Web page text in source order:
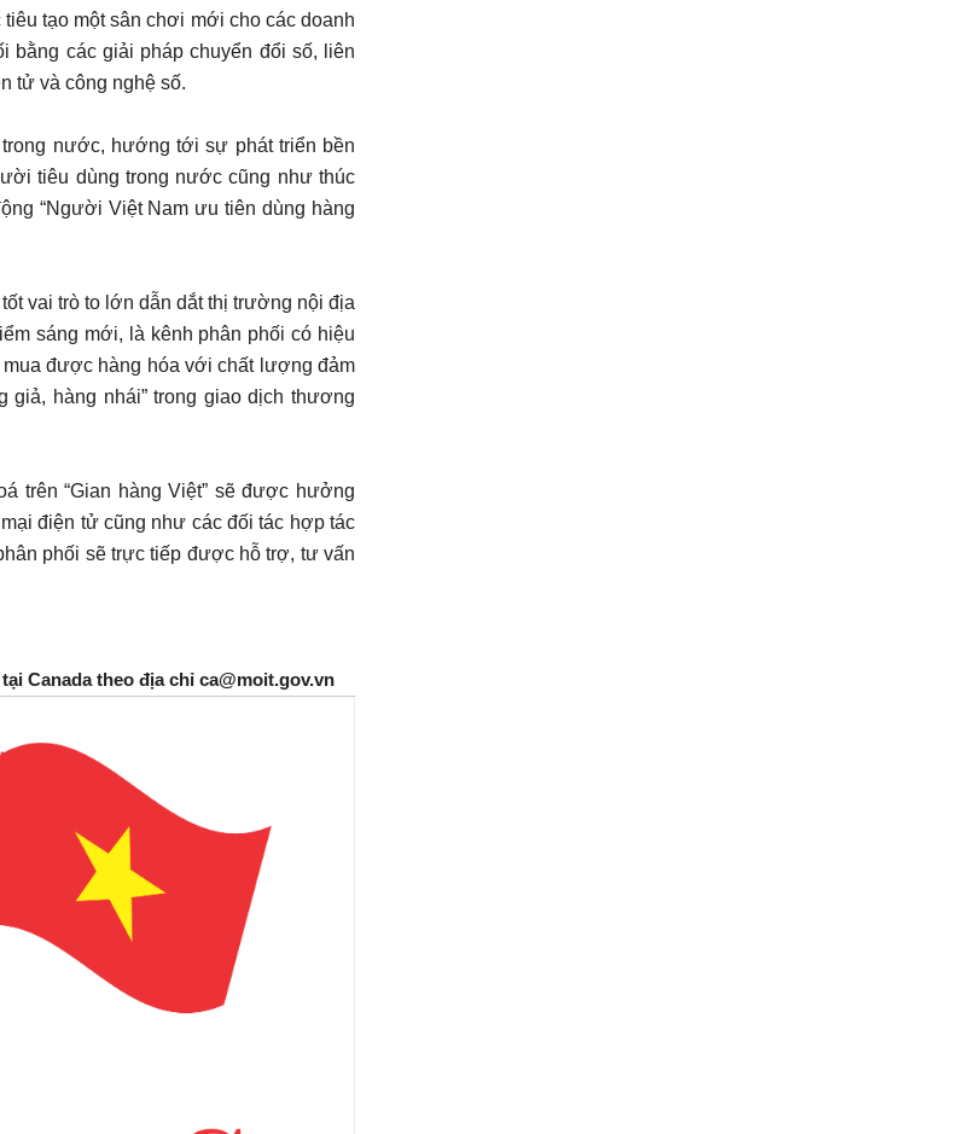
tạo một sân chơi mới cho các doanh
bằng các giải pháp chuyển đổi số, liên
tử và công nghệ số.
nước, hướng tới sự phát triển bền
tiêu dùng trong nước cũng như thúc
“Người Việt Nam ưu tiên dùng hàng
vai trò to lớn dẫn dắt thị trường nội địa
sáng mới, là kênh phân phối có hiệu
được hàng hóa với chất lượng đảm
giả, hàng nhái” trong giao dịch thương
trên “Gian hàng Việt” sẽ được hưởng
điện tử cũng như các đối tác hợp tác
phối sẽ trực tiếp được hỗ trợ, tư vấn
Canada theo địa chỉ ca@moit.gov.vn